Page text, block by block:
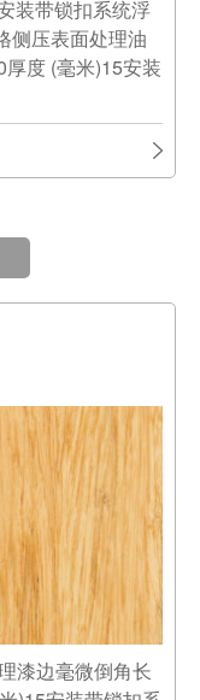
装带锁扣系统浮
侧压表面处理油
度 (毫米)15安装
漆边毫微倒角长
)15安装带锁扣系